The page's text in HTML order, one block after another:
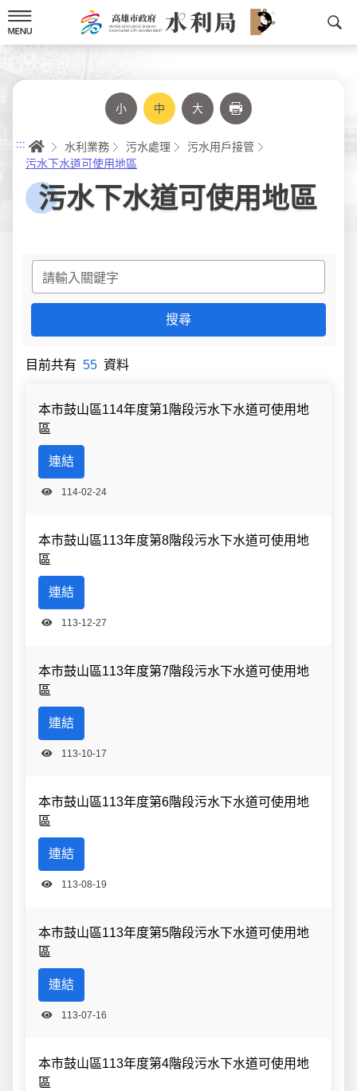
到
主
要
小 中 大
::: 首頁水利業務 污水處理
污水用戶接管
污水下水道可使用地區
污水下水道可使用地區
目前共有 55 資料
本市鼓山區114年度第1階段污水下水道可使用地
區
連結
114-02-24
本市鼓山區113年度第8階段污水下水道可使用地
區
連結
113-12-27
本市鼓山區113年度第7階段污水下水道可使用地
區
連結
113-10-17
本市鼓山區113年度第6階段污水下水道可使用地
區
連結
113-08-19
本市鼓山區113年度第5階段污水下水道可使用地
區
連結
113-07-16
本市鼓山區113年度第4階段污水下水道可使用地
區